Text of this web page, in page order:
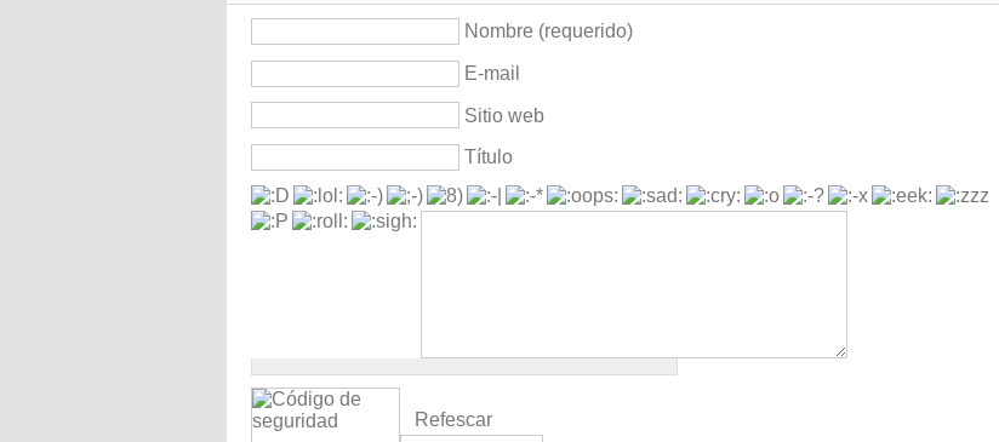
Nombre (requerido)
E-mail
Sitio web
Título
Refescar